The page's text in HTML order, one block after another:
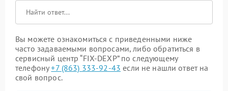
Вы можете ознакомиться с приведенными ниже
часто задаваемыми вопросами, либо обратиться в
сервисный центр “FIX-DEXP” по следующему
телефону+7 (863) 333-92-43 если не нашли ответ на
свой вопрос.